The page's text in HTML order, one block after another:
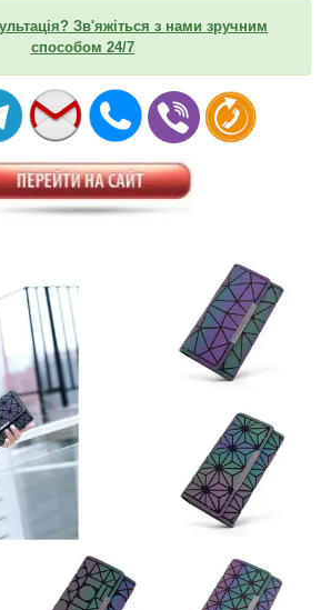
Зв'яжіться з нами зручним
способом 24/7